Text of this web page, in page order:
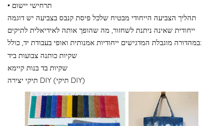
• תרחישי יישום
תהליך הצביעה הייחודי מבטיח שלכל פיסת קנבס בצביעה יש דוגמה
ייחודית שאינה ניתנת לשחזור, מה שהופך אותה לאידיאלית לתיקים
במהדורה מוגבלת המדגישים ייחודיות אמנותית ואופי בעבודת יד, כולל:
שקיות כותנה צבועות ביד
שקיות בד בנות קיימא
תיקי יצירה DIY (תיקי DIY)